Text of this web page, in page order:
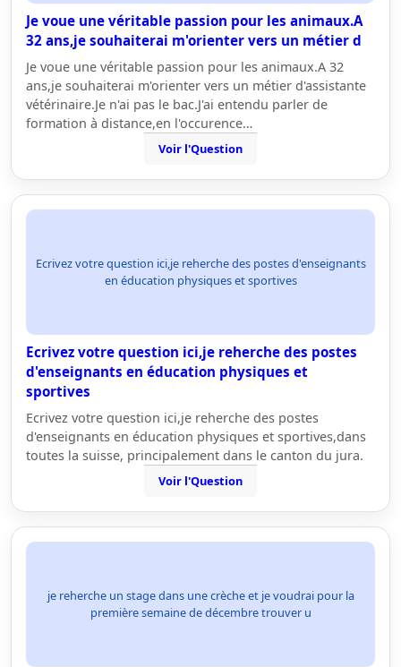
Je voue une véritable passion pour les animaux.A
32 ans,je souhaiterai m'orienter vers un métier d
Je voue une véritable passion pour les animaux.A 32
ans,je souhaiterai m'orienter vers un métier d'assistante
vétérinaire.Je n'ai pas le bac.J'ai entendu parler de
formation à distance,en l'occurence…
Voir l'Question
Ecrivez votre question ici,je reherche des postes d'enseignants
en éducation physiques et sportives
Ecrivez votre question ici,je reherche des postes
d'enseignants en éducation physiques et
sportives
Ecrivez votre question ici,je reherche des postes
d'enseignants en éducation physiques et sportives,dans
toutes la suisse, principalement dans le canton du jura.
Voir l'Question
je reherche un stage dans une crèche et je voudrai pour la
première semaine de décembre trouver u